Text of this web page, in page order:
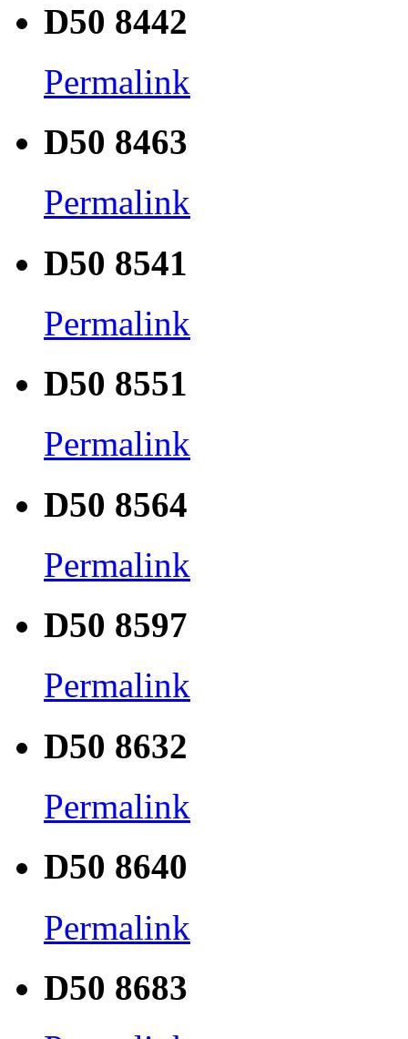
D50 8442
Permalink
D50 8463
Permalink
D50 8541
Permalink
D50 8551
Permalink
D50 8564
Permalink
D50 8597
Permalink
D50 8632
Permalink
D50 8640
Permalink
D50 8683